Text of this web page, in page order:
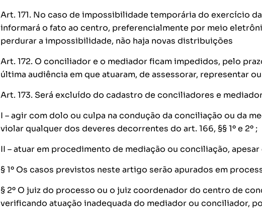
Art. 171. No caso de impossibilidade temporária do exercício
informará o fato ao centro, preferencialmente por meio
perdurar a impossibilidade, não haja novas distribuições
Art. 172. O conciliador e o mediador ficam impedidos, pelo
última audiência em que atuaram, de assessorar, representar
Art. 173. Será excluído do cadastro de conciliadores e
I – agir com dolo ou culpa na condução da conciliação ou da
violar qualquer dos deveres decorrentes do art. 166, §§ 1º e 2º ;
II – atuar em procedimento de mediação ou conciliação,
§ 1º Os casos previstos neste artigo serão apurados em
§ 2º O juiz do processo ou o juiz coordenador do centro de
verificando atuação inadequada do mediador ou conciliador,